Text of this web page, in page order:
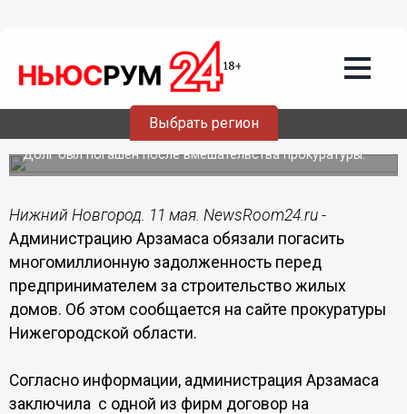
Выбрать регион
Администрация Арзамаса задолжала
предпринимателю более 20 млн
Долг был погашен после вмешательства прокуратуры.
Нижний Новгород. 11 мая. NewsRoom24.ru -
Администрацию Арзамаса обязали погасить
многомиллионную задолженность перед
предпринимателем за строительство жилых
домов. Об этом сообщается на сайте прокуратуры
Нижегородской области.
Согласно информации, администрация Арзамаса
заключила с одной из фирм договор на